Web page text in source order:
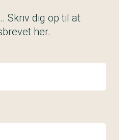
Skriv dig op til at
her.